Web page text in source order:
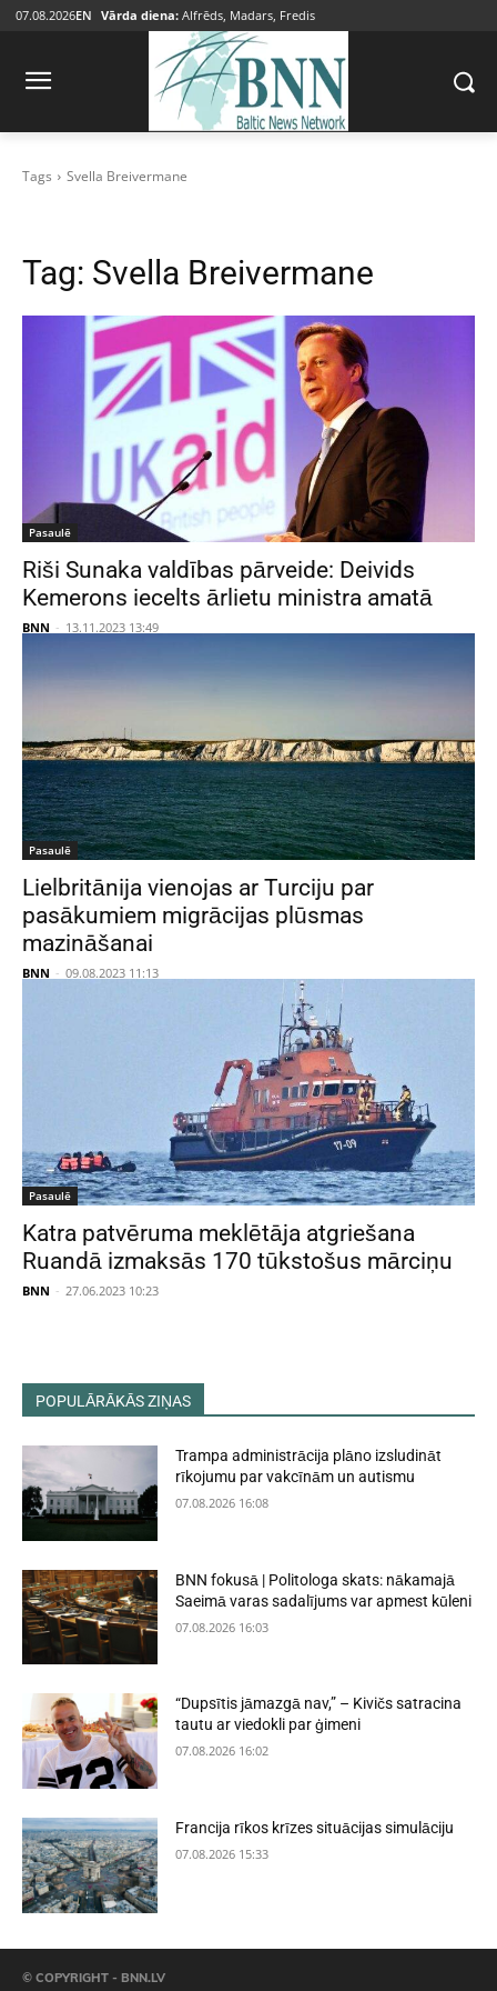
07.08.2026EN Vārda diena: Alfrēds, Madars, Fredis
Tags Svella Breivermane
Tag: Svella Breivermane
Pasaulē
Riši Sunaka valdības pārveide: Deivids
Kemerons iecelts ārlietu ministra amatā
BNN - 13.11.2023 13:49
Pasaulē
Lielbritānija vienojas ar Turciju par
pasākumiem migrācijas plūsmas
mazināšanai
BNN - 09.08.2023 11:13
Pasaulē
Katra patvēruma meklētāja atgriešana
Ruandā izmaksās 170 tūkstošus mārciņu
BNN - 27.06.2023 10:23
POPULĀRĀKĀS ZIŅAS
Trampa administrācija plāno izsludināt
rīkojumu par vakcīnām un autismu
07.08.2026 16:08
BNN fokusā | Politologa skats: nākamajā
Saeimā varas sadalījums var apmest kūleni
07.08.2026 16:03
“Dupsītis jāmazgā nav,” – Kivičs satracina
tautu ar viedokli par ģimeni
07.08.2026 16:02
Francija rīkos krīzes situācijas simulāciju
07.08.2026 15:33
© COPYRIGHT - BNN.LV